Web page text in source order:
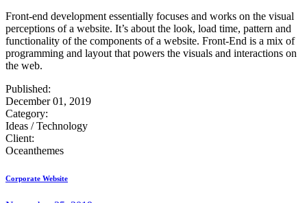
Front-end development essentially focuses and works on the visual
perceptions of a website. It’s about the look, load time, pattern and
functionality of the components of a website. Front-End is a mix of
programming and layout that powers the visuals and interactions on
the web.
Published:
December 01, 2019
Category:
Ideas / Technology
Client:
Oceanthemes
Corporate Website